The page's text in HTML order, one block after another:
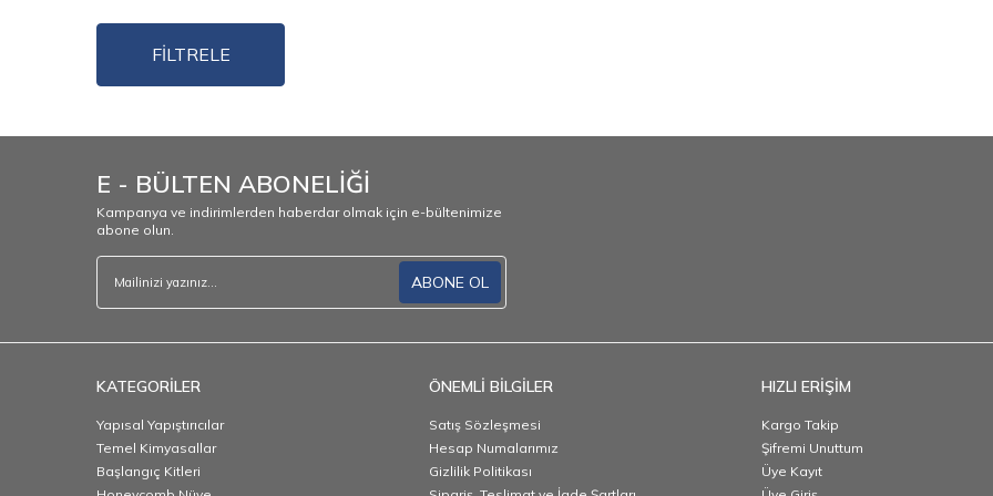
FİLTRELE
E - BÜLTEN ABONELİĞİ
Kampanya ve indirimlerden haberdar olmak için e-bültenimize
abone olun.
ABONE OL
KATEGORİLER
Yapısal Yapıştırıcılar
Temel Kimyasallar
Başlangıç Kitleri
ÖNEMLİ BİLGİLER
Satış Sözleşmesi
Hesap Numalarımız
Gizlilik Politikası
HIZLI ERİŞİM
Kargo Takip
Şifremi Unuttum
Üye Kayıt